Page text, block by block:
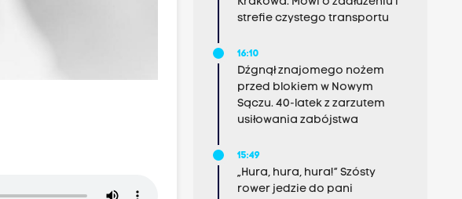
strefie czystego transportu
16:10
Dźgnął znajomego nożem
przed blokiem w Nowym
Sączu. 40-latek z zarzutem
usiłowania zabójstwa
15:49
„Hura, hura, hura!” Szósty
rower jedzie do pani